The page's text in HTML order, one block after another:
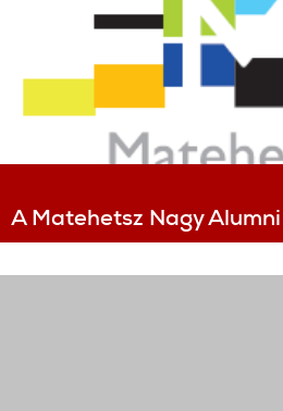
A Matehetsz Nagy